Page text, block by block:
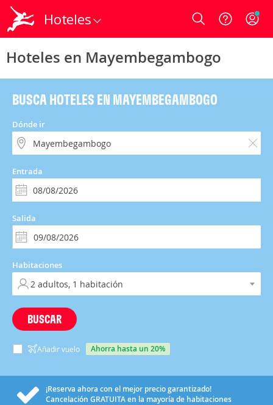
Hoteles Login
Hoteles en Mayembegambogo
BUSCA HOTELES EN MAYEMBEGAMBOGO
Dónde ir
Entrada
Salida
Habitaciones
BUSCAR
Añadir vuelo ahorra hasta un 20%
¡Reserva ahora con el mejor precio garantizado!
Cancelación GRATUITAen la mayoría de habitaciones